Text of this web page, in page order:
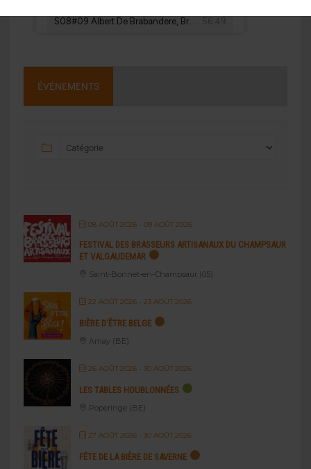
ÉVÉNEMENTS
08 AOÛT 2026- 09 AOÛT 2026
FESTIVAL DES BRASSEURS ARTISANAUX DU CHAMPSAUR
ET VALGAUDEMAR
Saint-Bonnet-en-Champsaur (05)
22 AOÛT 2026- 23 AOÛT 2026
BIÈRE D’ÊTRE BELGE
Amay (BE)
26 AOÛT 2026- 30 AOÛT 2026
LES TABLES HOUBLONNÉES
Poperinge (BE)
27 AOÛT 2026- 30 AOÛT 2026
FÊTE DE LA BIÈRE DE SAVERNE